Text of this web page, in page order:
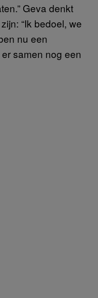
Geva denkt
“Ik bedoel, we
nu een
samen nog een